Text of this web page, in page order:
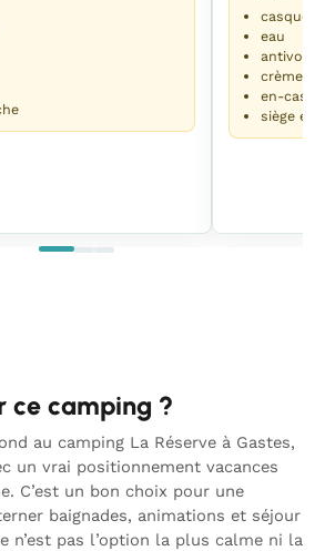
casques
eau
antivol
crème
en-cas
siège
ce camping ?
au camping La Réserve à Gastes,
un vrai positionnement vacances
C’est un bon choix pour une
baignades, animations et séjour
n’est pas l’option la plus calme ni la